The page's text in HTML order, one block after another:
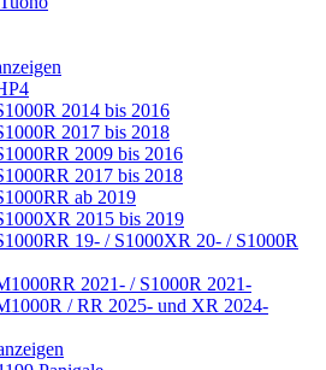
2014 bis 2016
2017 bis 2018
2009 bis 2016
2017 bis 2018
ab 2019
2015 bis 2019
19- / S1000XR 20- / S1000R
2021- / S1000R 2021-
/ RR 2025- und XR 2024-